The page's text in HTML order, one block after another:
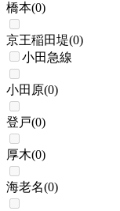
橋本(0)
京王稲田堤(0)
小田急線
小田原(0)
登戸(0)
厚木(0)
海老名(0)